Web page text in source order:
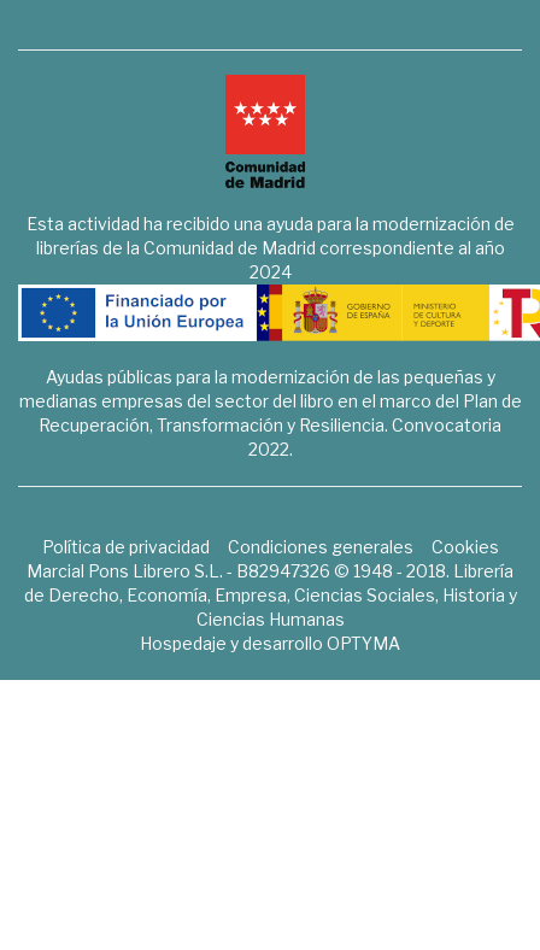
Esta actividad ha recibido una ayuda para la modernización de
librerías de la Comunidad de Madrid correspondiente al año
2024
Ayudas públicas para la modernización de las pequeñas y
medianas empresas del sector del libro en el marco del Plan de
Recuperación, Transformación y Resiliencia. Convocatoria
2022.
Política de privacidad Condiciones generales
Cookies
Marcial Pons Librero S.L. - B82947326 © 1948 - 2018. Librería
de Derecho, Economía, Empresa, Ciencias Sociales, Historia y
Ciencias Humanas
Hospedaje y desarrollo OPTYMA